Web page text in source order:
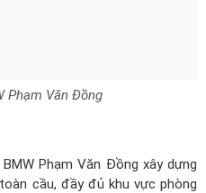
cầu, đầy đủ khu vực phòng
và khu phụ tùng chính hãng
hàng.